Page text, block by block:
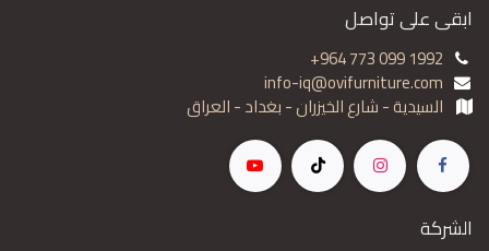
ابقى على تواصل
+964 773 099 1992
info-iq@ovifurniture.com
السيدية - شارع الخيزران - بغداد - العراق
الشركة